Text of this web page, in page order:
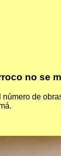
no se
de